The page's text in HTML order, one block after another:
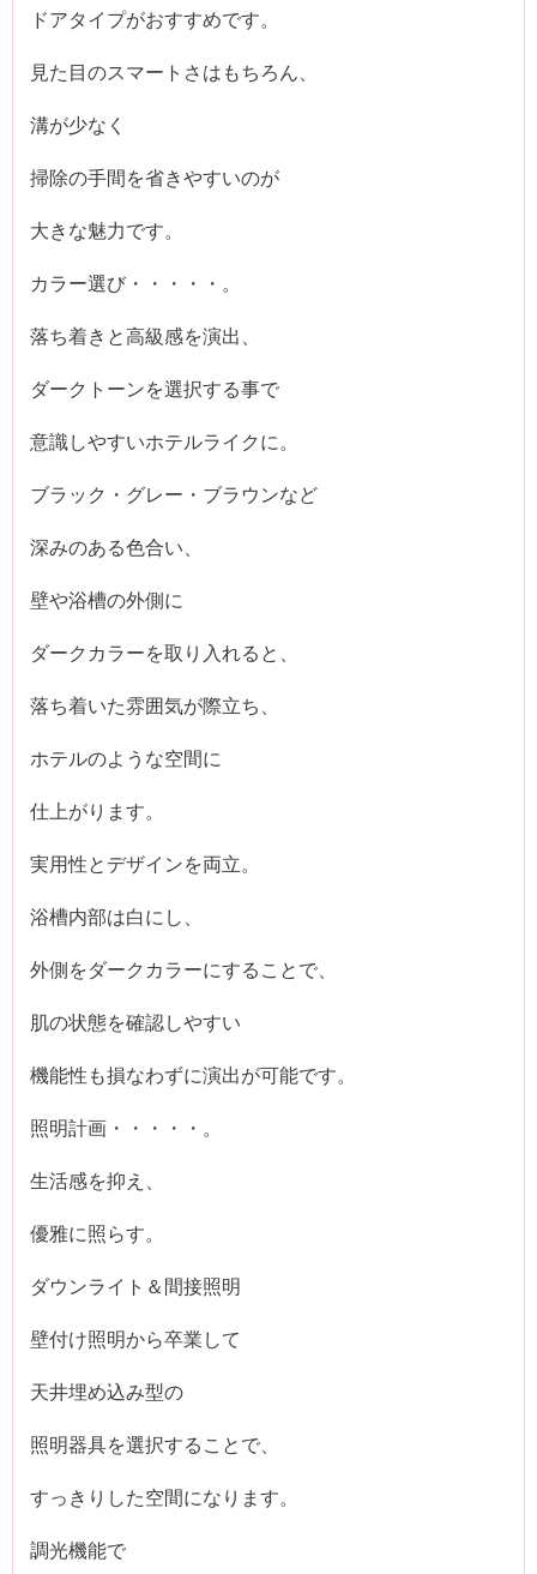
ドアタイプがおすすめです。
見た目のスマートさはもちろん、
溝が少なく
掃除の手間を省きやすいのが
大きな魅力です。
カラー選び・・・・・。
落ち着きと高級感を演出、
ダークトーンを選択する事で
意識しやすいホテルライクに。
ブラック・グレー・ブラウンなど
深みのある色合い、
壁や浴槽の外側に
ダークカラーを取り入れると、
落ち着いた雰囲気が際立ち、
ホテルのような空間に
仕上がります。
実用性とデザインを両立。
浴槽内部は白にし、
外側をダークカラーにすることで、
肌の状態を確認しやすい
機能性も損なわずに演出が可能です。
照明計画・・・・・。
生活感を抑え、
優雅に照らす。
ダウンライト＆間接照明
壁付け照明から卒業して
天井埋め込み型の
照明器具を選択することで、
すっきりした空間になります。
調光機能で